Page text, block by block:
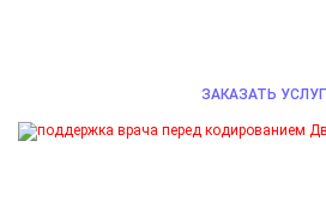
ЗАКАЗАТЬ